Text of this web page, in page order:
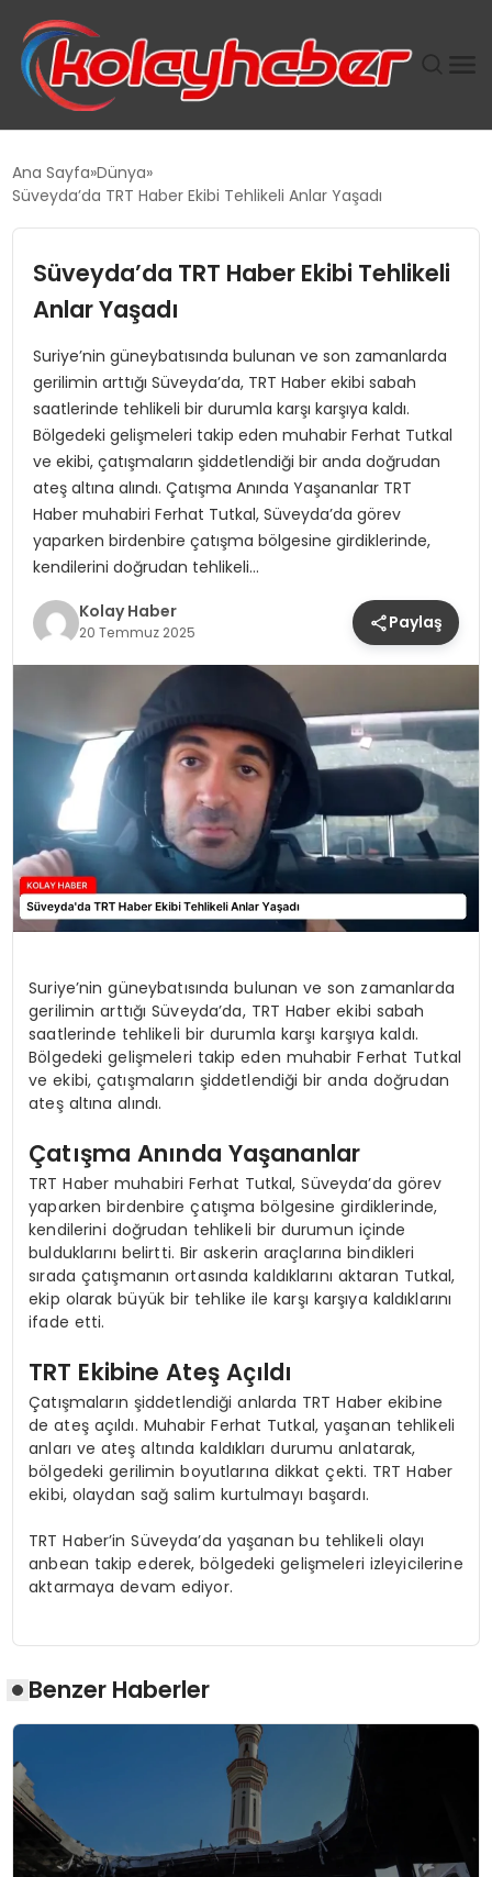
TANYER YAPI ZEMIN MÜHENDISLIĞINDE HEDEF
TOROSLAR’DA PAZAR GERGİNLİĞİ!
Ana Sayfa Dünya
Süveyda’da TRT Haber Ekibi Tehlikeli Anlar Yaşadı
Süveyda’da TRT Haber Ekibi Tehlikeli
Anlar Yaşadı
Suriye’nin güneybatısında bulunan ve son zamanlarda
gerilimin arttığı Süveyda’da, TRT Haber ekibi sabah
saatlerinde tehlikeli bir durumla karşı karşıya kaldı.
Bölgedeki gelişmeleri takip eden muhabir Ferhat Tutkal
ve ekibi, çatışmaların şiddetlendiği bir anda doğrudan
ateş altına alındı. Çatışma Anında Yaşananlar TRT
Haber muhabiri Ferhat Tutkal, Süveyda’da görev
yaparken birdenbire çatışma bölgesine girdiklerinde,
kendilerini doğrudan tehlikeli…
Kolay Haber
20 Temmuz 2025 Paylaş
Suriye’nin güneybatısında bulunan ve son zamanlarda
gerilimin arttığı Süveyda’da, TRT Haber ekibi sabah
saatlerinde tehlikeli bir durumla karşı karşıya kaldı.
Bölgedeki gelişmeleri takip eden muhabir Ferhat Tutkal
ve ekibi, çatışmaların şiddetlendiği bir anda doğrudan
ateş altına alındı.
Çatışma Anında Yaşananlar
TRT Haber muhabiri Ferhat Tutkal, Süveyda’da görev
yaparken birdenbire çatışma bölgesine girdiklerinde,
kendilerini doğrudan tehlikeli bir durumun içinde
bulduklarını belirtti. Bir askerin araçlarına bindikleri
sırada çatışmanın ortasında kaldıklarını aktaran Tutkal,
ekip olarak büyük bir tehlike ile karşı karşıya kaldıklarını
ifade etti.
TRT Ekibine Ateş Açıldı
Çatışmaların şiddetlendiği anlarda TRT Haber ekibine
de ateş açıldı. Muhabir Ferhat Tutkal, yaşanan tehlikeli
anları ve ateş altında kaldıkları durumu anlatarak,
bölgedeki gerilimin boyutlarına dikkat çekti. TRT Haber
ekibi, olaydan sağ salim kurtulmayı başardı.
TRT Haber’in Süveyda’da yaşanan bu tehlikeli olayı
anbean takip ederek, bölgedeki gelişmeleri izleyicilerine
aktarmaya devam ediyor.
Benzer Haberler